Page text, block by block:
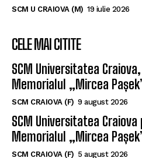
SCM U CRAIOVA (M) 19 iulie 2026
CELE MAI CITITE
SCM Universitatea
Memorialul „Mircea
SCM CRAIOVA (F) 9 august 2026
SCM Universitatea
Memorialul „Mircea
SCM CRAIOVA (F) 5 august 2026